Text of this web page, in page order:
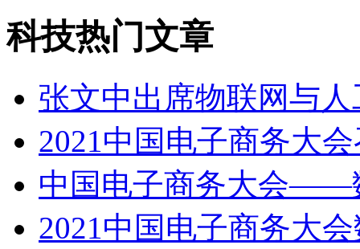
科技热门文章
张文中出席物联网与人
2021中国电子商务大
中国电子商务大会——
2021中国电子商务大